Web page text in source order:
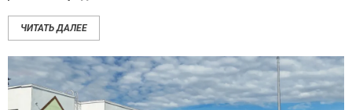
ЧИТАТЬ ДАЛЕЕ